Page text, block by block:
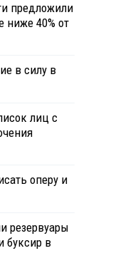
предложили
ниже 40% от
в силу в
лиц с
оперу и
резервуары
буксир в